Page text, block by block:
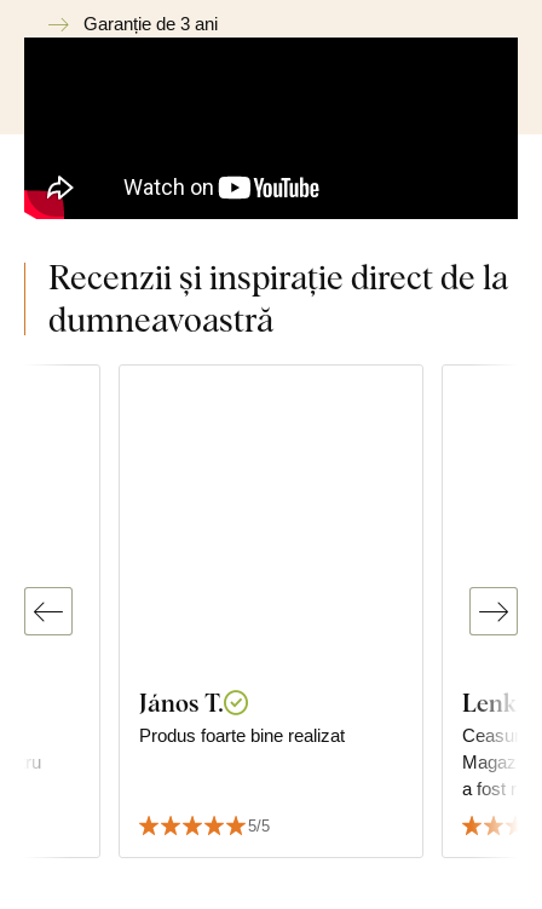
Garanție de 3 ani
Recenzii și inspirație direct de la
dumneavoastră
János T.
Produs foarte bine realizat
5/5
Lenka
Ceasurile